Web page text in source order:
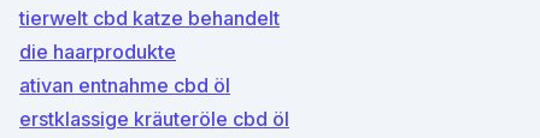
tierwelt cbd katze behandelt
die haarprodukte
ativan entnahme cbd öl
erstklassige kräuteröle cbd öl